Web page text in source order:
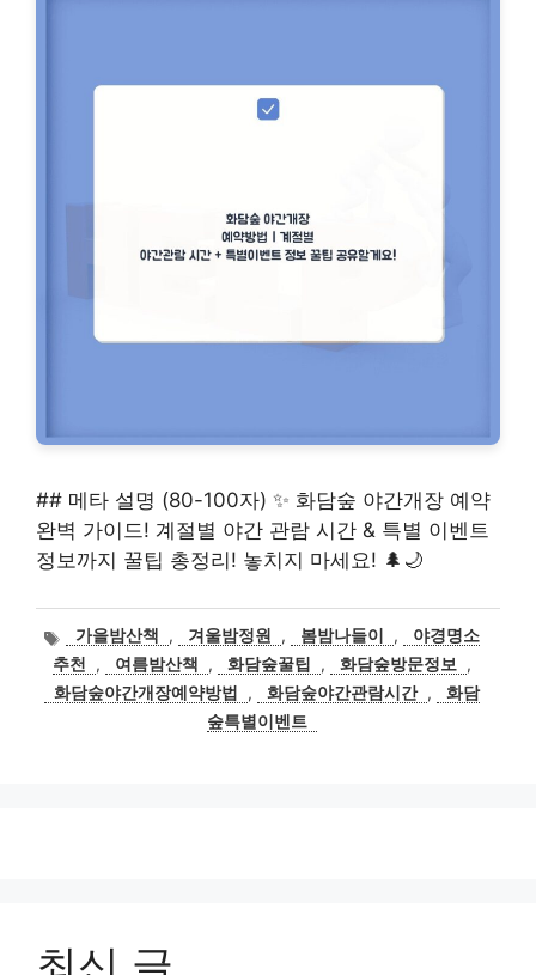
## 메타 설명 (80-100자) ✨ 화담숲 야간개장 예약
완벽 가이드! 계절별 야간 관람 시간 & 특별 이벤트
정보까지 꿀팁 총정리! 놓치지 마세요! 🌲🌙
태
그
가을밤산책 , 겨울밤정원 , 봄밤나들이 ,
야경명소
추천
, 여름밤산책 , 화담숲꿀팁 , 화담숲방문정보
,
화담숲야간개장예약방법
, 화담숲야간관람시간 ,
화담
숲특별이벤트
최신 글